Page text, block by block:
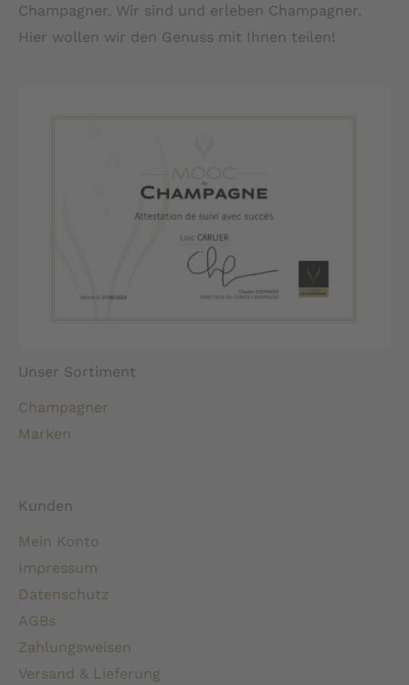
Champagner. Wir sind und erleben Champagner.
Hier wollen wir den Genuss mit Ihnen teilen!
Unser Sortiment
Champagner
Marken
Kunden
Mein Konto
Impressum
Datenschutz
AGBs
Zahlungsweisen
Versand & Lieferung